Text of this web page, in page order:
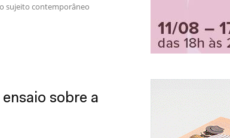
sujeito contemporâneo
sobre a